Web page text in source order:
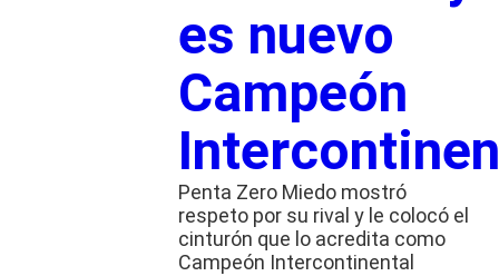
es nuevo
Campeón
Penta Zero Miedo mostró
respeto por su rival y le colocó el
cinturón que lo acredita como
Campeón Intercontinental